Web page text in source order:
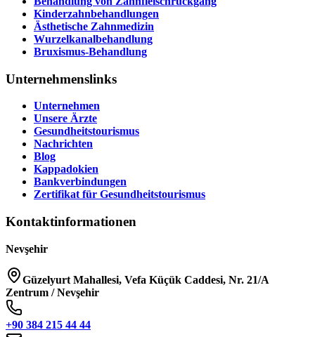
Kinderzahnbehandlungen
Ästhetische Zahnmedizin
Wurzelkanalbehandlung
Bruxismus-Behandlung
Unternehmenslinks
Unternehmen
Unsere Ärzte
Gesundheitstourismus
Nachrichten
Blog
Kappadokien
Bankverbindungen
Zertifikat für Gesundheitstourismus
Kontaktinformationen
Nevşehir
Güzelyurt Mahallesi, Vefa Küçük Caddesi, Nr. 21/A
Zentrum / Nevşehir
+90 384 215 44 44